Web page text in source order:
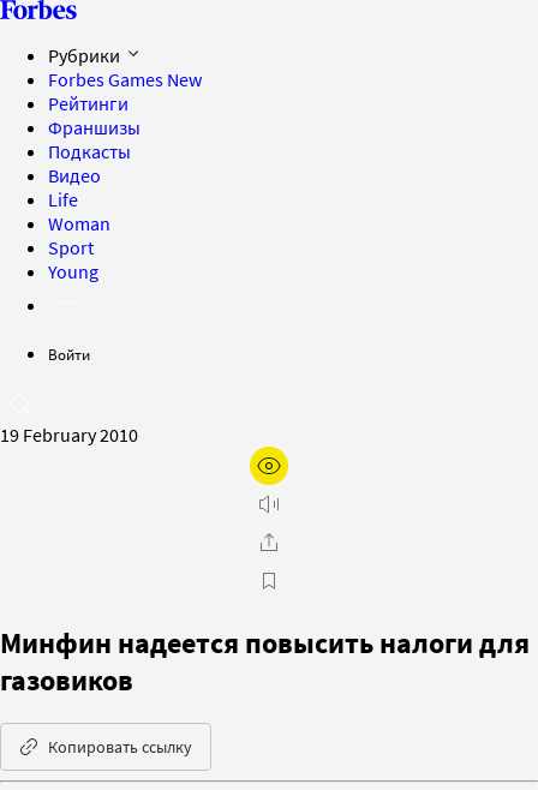
Рубрики
Forbes Games New
Рейтинги
Франшизы
Подкасты
Видео
Life
Woman
Sport
Young
Войти
19 February 2010
Минфин надеется повысить налоги для
газовиков
Копировать ссылку